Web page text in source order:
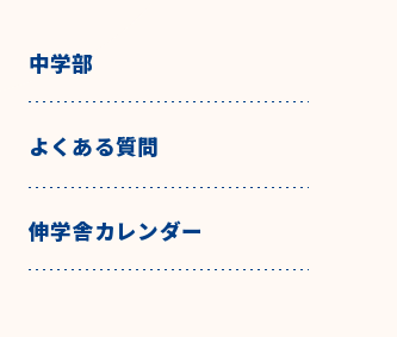
中学部
よくある質問
伸学舎カレンダー